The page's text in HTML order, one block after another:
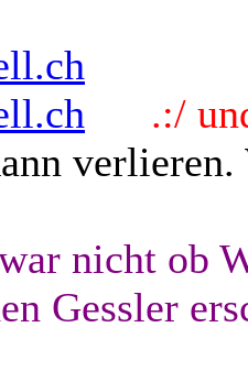
.:/
nicht ob
Gessler